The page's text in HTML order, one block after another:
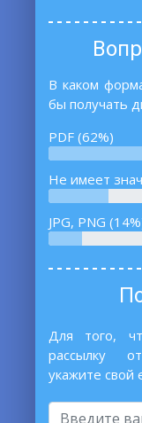
В каком
бы получать
PDF (62%)
Не имеет
JPG, PNG
Для того,
рассылку
укажите свой